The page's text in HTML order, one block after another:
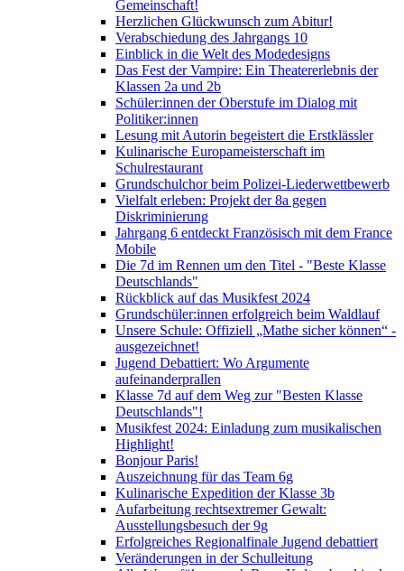
Gemeinschaft!
Herzlichen Glückwunsch zum Abitur!
Verabschiedung des Jahrgangs 10
Einblick in die Welt des Modedesigns
Das Fest der Vampire: Ein Theatererlebnis der
Klassen 2a und 2b
Schüler:innen der Oberstufe im Dialog mit
Politiker:innen
Lesung mit Autorin begeistert die Erstklässler
Kulinarische Europameisterschaft im
Schulrestaurant
Grundschulchor beim Polizei-Liederwettbewerb
Vielfalt erleben: Projekt der 8a gegen
Diskriminierung
Jahrgang 6 entdeckt Französisch mit dem France
Mobile
Die 7d im Rennen um den Titel - "Beste Klasse
Deutschlands"
Rückblick auf das Musikfest 2024
Grundschüler:innen erfolgreich beim Waldlauf
Unsere Schule: Offiziell „Mathe sicher können“ -
ausgezeichnet!
Jugend Debattiert: Wo Argumente
aufeinanderprallen
Klasse 7d auf dem Weg zur "Besten Klasse
Deutschlands"!
Musikfest 2024: Einladung zum musikalischen
Highlight!
Bonjour Paris!
Auszeichnung für das Team 6g
Kulinarische Expedition der Klasse 3b
Aufarbeitung rechtsextremer Gewalt:
Ausstellungsbesuch der 9g
Erfolgreiches Regionalfinale Jugend debattiert
Veränderungen in der Schulleitung